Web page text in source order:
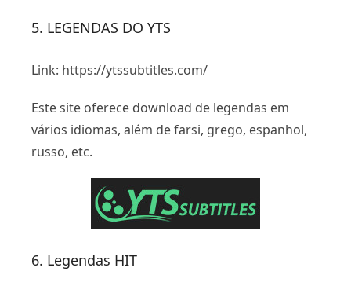
5. LEGENDAS DO YTS
Link: https://ytssubtitles.com/
Este site oferece download de legendas em
vários idiomas, além de farsi, grego, espanhol,
russo, etc.
6. Legendas HIT